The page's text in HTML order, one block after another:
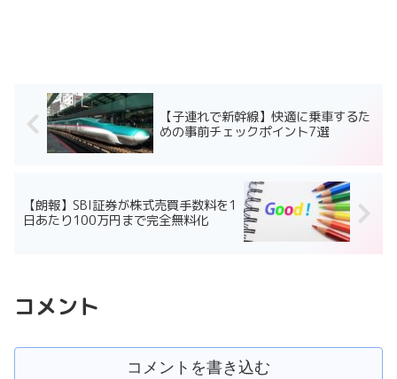
【子連れで新幹線】快適に乗車するた
めの事前チェックポイント7選
【朗報】SBI証券が株式売買手数料を1
日あたり100万円まで完全無料化
コメント
コメントを書き込む